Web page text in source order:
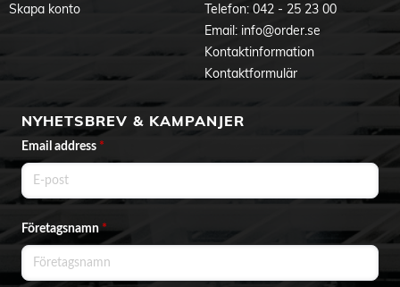
Skapa konto Telefon: 042 - 25 23 00
Email: info@order.se
Kontaktinformation
Kontaktformulär
NYHETSBREV & KAMPANJER
Email address *
Företagsnamn*